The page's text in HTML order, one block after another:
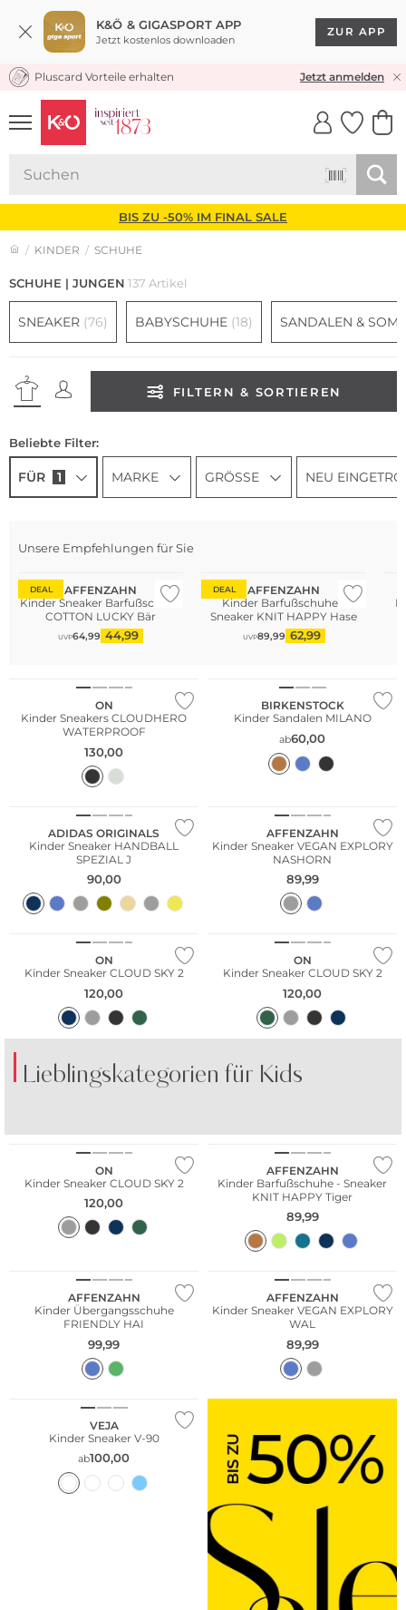
K&Ö & GIGASPORT APP
Jetzt kostenlos downloaden
ZUR APP
30 TAGE RÜCKGABERECHT
Pluscard Vorteile erhalten Jetzt anmelden
UNSERE APP
CLICK &
BIS ZU -50% IM FINAL SALE
KINDER SCHUHE
SCHUHE | JUNGEN 137 Artikel
SNEAKER (76) BABYSCHUHE (18) SANDALEN &
FILTERN & SORTIEREN
Beliebte Filter:
FÜR 1 MARKE GRÖSSE NEU
Unsere Empfehlungen für Sie
DEAL
Nachhaltig
AFFENZAHN
Kinder Sneaker Barfußschuhe
COTTON LUCKY Bär
UVP64,99 44,99
DEAL
AFFENZAHN
Kinder Barfußschuhe -
Sneaker KNIT HAPPY Hase
UVP89,99 62,99
ON
Kinder Sneakers CLOUDHERO
WATERPROOF
130,00
BIRKENSTOCK
Kinder Sandalen MILANO
ab60,00
ADIDAS ORIGINALS
Kinder Sneaker HANDBALL
SPEZIAL J
90,00
AFFENZAHN
Kinder Sneaker VEGAN EXPLORY
NASHORN
89,99
ON
Kinder Sneaker CLOUD SKY 2
120,00
ON
Kinder Sneaker CLOUD SKY 2
120,00
Lieblingskategorien für Kids
ON
Kinder Sneaker CLOUD SKY 2
120,00
AFFENZAHN
Kinder Barfußschuhe - Sneaker
KNIT HAPPY Tiger
89,99
Nachhaltig
AFFENZAHN
Kinder Übergangsschuhe
FRIENDLY HAI
99,99
Nachhaltig
AFFENZAHN
Kinder Sneaker VEGAN EXPLORY
WAL
89,99
VEJA
Kinder Sneaker V-90
ab100,00